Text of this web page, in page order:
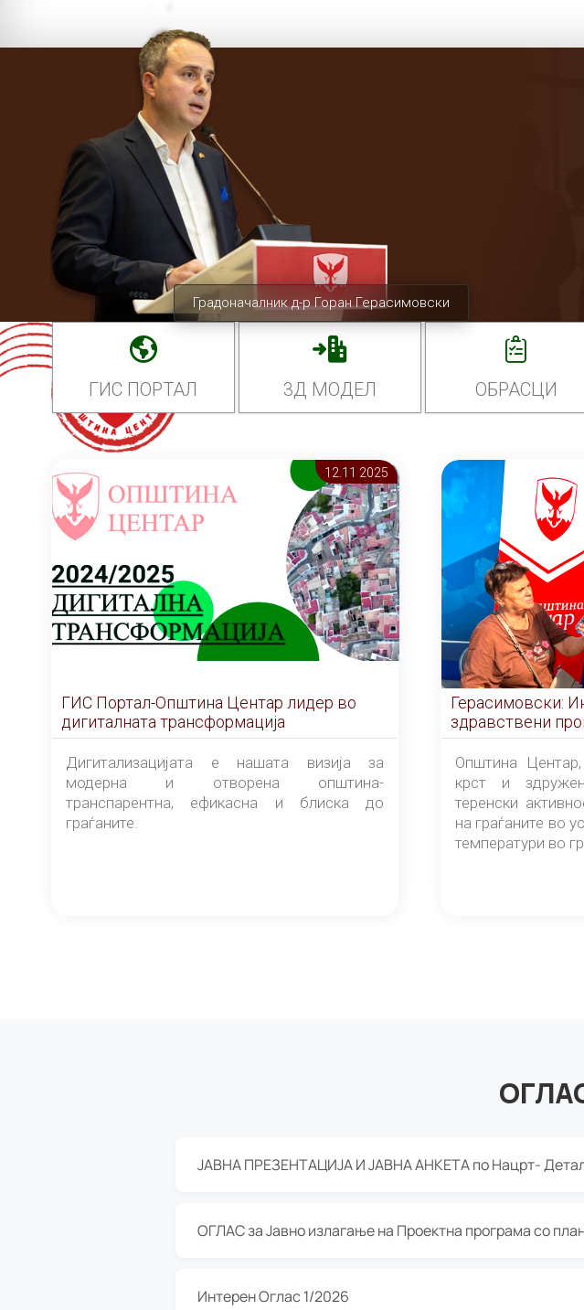
Градоначалник д-р Горан Герасимовски
ГИС ПОРТАЛ 3Д МОДЕЛ ОБРАСЦИ
12.11 2025
ГИС Портал-Општина Центар лидер во
дигиталната трансформација
Дигитализацијата е нашата визија за
модерна и отворена општина-
транспарентна, ефикасна и блиска до
граѓаните.
Герасимовски:
здравствени
граѓаните во
Општина
крст и
теренски
на граѓаните во
температури во
Интерен Оглас 1/2026